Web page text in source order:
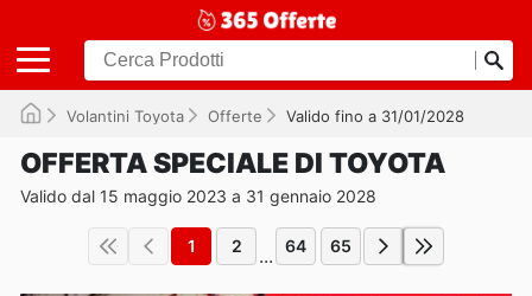
Volantini Toyota Offerte Valido fino a 31/01/2028
OFFERTA SPECIALE DI TOYOTA
Valido dal 15 maggio 2023 a 31 gennaio 2028
1 2 ... 64 65